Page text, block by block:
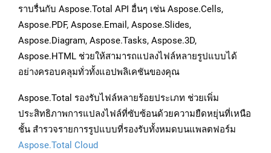
ราบรื่นกับ Aspose.Total API อื่นๆ เช่น Aspose.Cells,
Aspose.PDF, Aspose.Email, Aspose.Slides,
Aspose.Diagram, Aspose.Tasks, Aspose.3D,
Aspose.HTML ช่วยให้สามารถแปลงไฟล์หลายรูปแบบได้
อย่างครอบคลุมทั่วทั้งแอปพลิเคชันของคุณ
Aspose.Total รองรับไฟล์หลายร้อยประเภท ช่วยเพิ่ม
ประสิทธิภาพการแปลงไฟล์ที่ซับซ้อนด้วยความยืดหยุ่นที่เหนือ
ชั้น สำรวจรายการรูปแบบที่รองรับทั้งหมดบนแพลตฟอร์ม
Aspose.Total Cloud